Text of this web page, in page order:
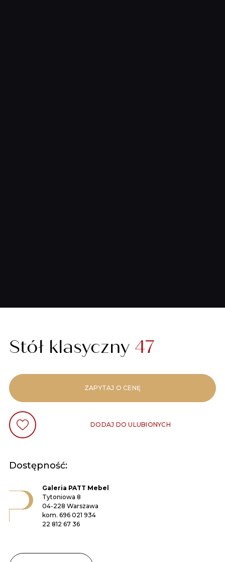
Stół klasyczny 47
ZAPYTAJ O CENĘ
DODAJ DO ULUBIONYCH
Dostępność:
Galeria PATT Mebel
Tytoniowa 8
04-228 Warszawa
kom. 696 021 934
22 812 67 36